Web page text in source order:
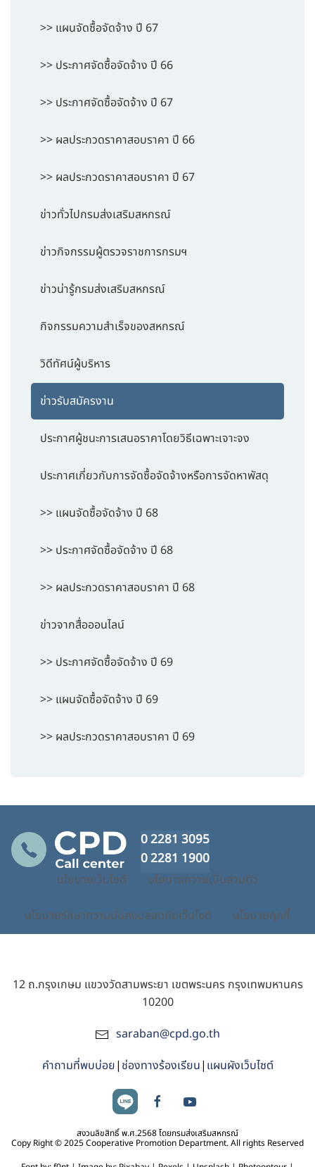
>> แผนจัดซื้อจัดจ้าง ปี 67
>> ประกาศจัดซื้อจัดจ้าง ปี 66
>> ประกาศจัดซื้อจัดจ้าง ปี 67
>> ผลประกวดราคาสอบราคา ปี 66
>> ผลประกวดราคาสอบราคา ปี 67
ข่าวทั่วไปกรมส่งเสริมสหกรณ์
ข่าวกิจกรรมผู้ตรวจราชการกรมฯ
ข่าวน่ารู้กรมส่งเสริมสหกรณ์
กิจกรรมความสำเร็จของสหกรณ์
วิดีทัศน์ผู้บริหาร
ข่าวรับสมัครงาน
ประกาศผู้ชนะการเสนอราคาโดยวิธีเฉพาะเจาะจง
ประกาศเกี่ยวกับการจัดซื้อจัดจ้างหรือการจัดหาพัสดุ
>> แผนจัดซื้อจัดจ้าง ปี 68
>> ประกาศจัดซื้อจัดจ้าง ปี 68
>> ผลประกวดราคาสอบราคา ปี 68
ข่าวจากสื่อออนไลน์
>> ประกาศจัดซื้อจัดจ้าง ปี 69
>> แผนจัดซื้อจัดจ้าง ปี 69
>> ผลประกวดราคาสอบราคา ปี 69
0 2281 3095
0 2281 1900
นโยบายเว็บไซต์ นโยบายความเป็นส่วนตัว
นโยบายรักษาความมั่นคงปลอดภัยเว็บไซต์ นโยบายคุกกี้
12 ถ.กรุงเกษม แขวงวัดสามพระยา เขตพระนคร กรุงเทพมหานคร
10200
saraban@cpd.go.th
คำถามที่พบบ่อย| ช่องทางร้องเรียน| แผนผังเว็บไซต์
สงวนลิขสิทธิ์ พ.ศ.2568 โดยกรมส่งเสริมสหกรณ์
Copy Right © 2025 Cooperative Promotion Department. All rights Reserved